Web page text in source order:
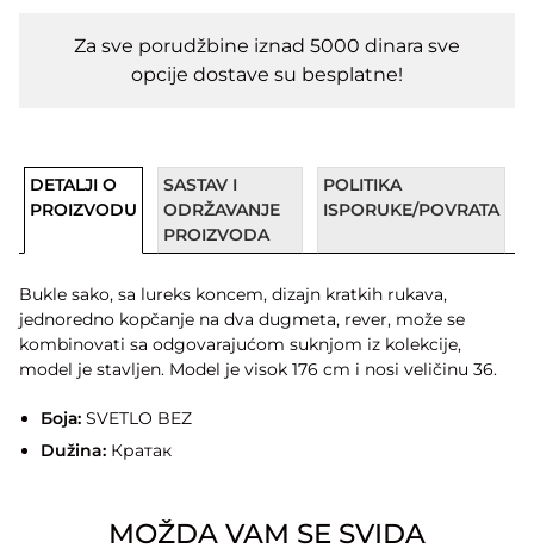
Za sve porudžbine iznad 5000 dinara sve
opcije dostave su besplatne!
DETALJI O
PROIZVODU
SASTAV I
ODRŽAVANJE
PROIZVODA
POLITIKA
ISPORUKE/POVRATA
Bukle sako, sa lureks koncem, dizajn kratkih rukava,
jednoredno kopčanje na dva dugmeta, rever, može se
kombinovati sa odgovarajućom suknjom iz kolekcije,
model je stavljen. Model je visok 176 cm i nosi veličinu 36.
Боја:SVETLO BEZ
Dužina:Кратак
MOŽDA VAM SE SVIDA